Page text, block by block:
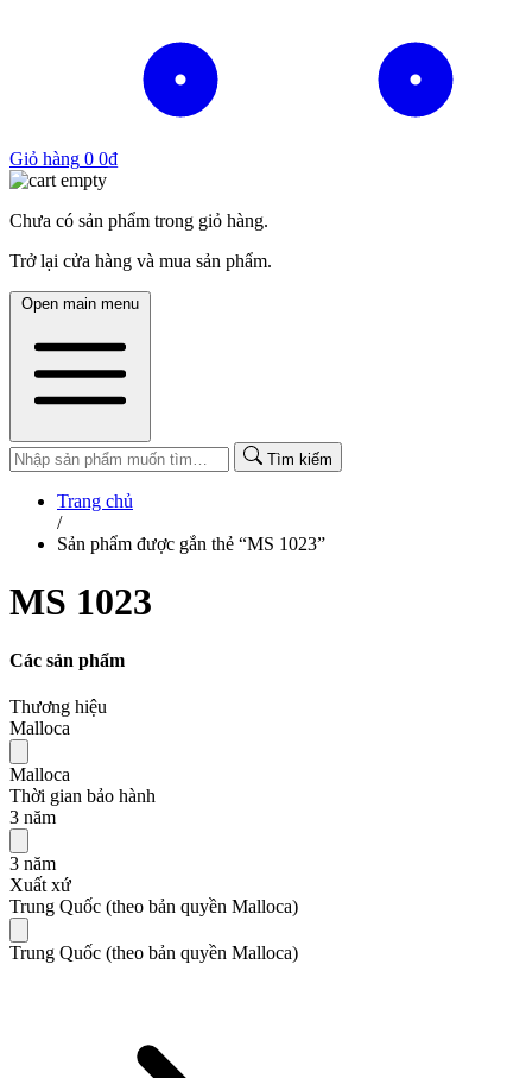
Giỏ hàng 0 0₫
Chưa có sản phẩm trong giỏ hàng.
Trở lại cửa hàng và mua sản phẩm.
Open main menu
Tìm kiếm
Trang chủ
/
Sản phẩm được gắn thẻ “MS 1023”
MS 1023
Các sản phẩm
Thương hiệu
Malloca
Malloca
Thời gian bảo hành
3 năm
3 năm
Xuất xứ
Trung Quốc (theo bản quyền Malloca)
Trung Quốc (theo bản quyền Malloca)